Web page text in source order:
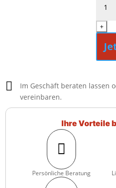
880
WCS
+

Im Geschäft beraten lassen
vereinbaren.
Ihre Vorteile

Persönliche Beratung